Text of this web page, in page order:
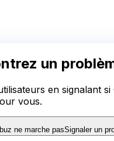
un
en signalant si
vous.
ne marche pasSignaler un